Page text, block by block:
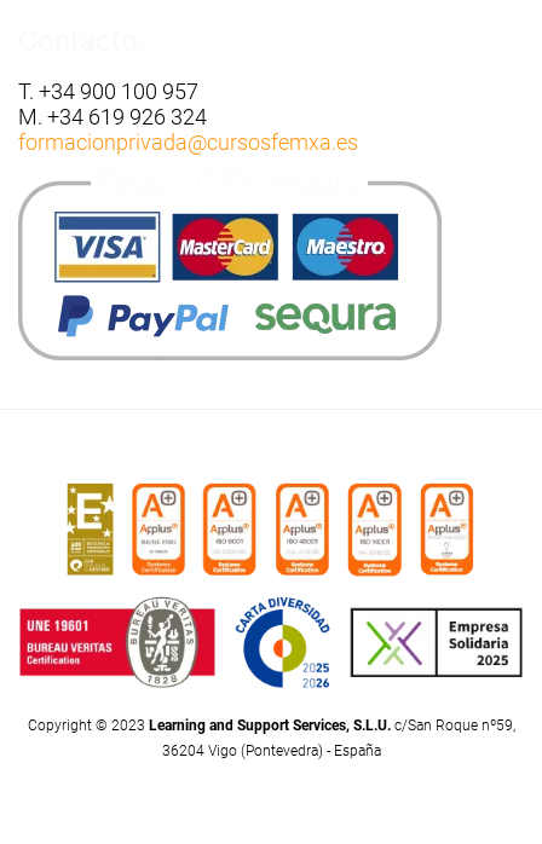
T. +34 900 100 957
M. +34 619 926 324
formacionprivada@cursosfemxa.es
Copyright © 2023 Learning and Support Services, S.L.U.c/San Roque nº59,
36204 Vigo (Pontevedra) - España